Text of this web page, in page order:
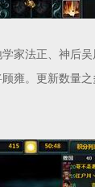
家法正、神后吴
雍。更新数量之